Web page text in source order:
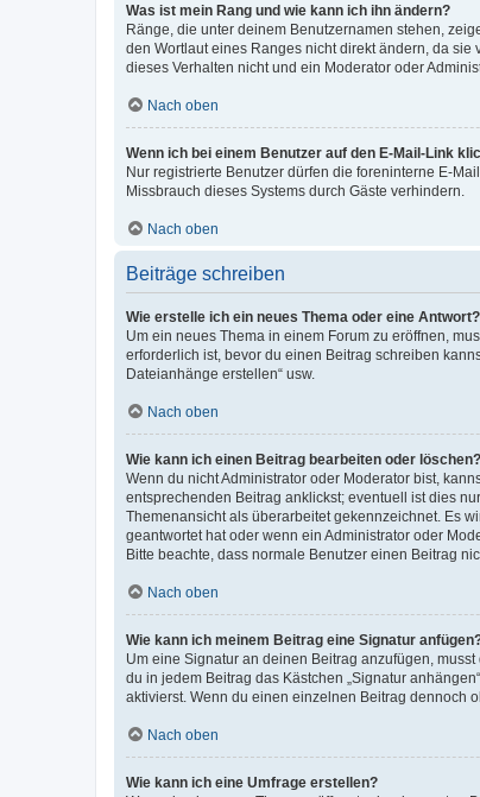
Was ist mein Rang und wie kann ich ihn ändern?
Ränge, die unter deinem Benutzernamen stehen,
den Wortlaut eines Ranges nicht direkt ändern, da
dieses Verhalten nicht und ein Moderator oder
Nach oben
Wenn ich bei einem Benutzer auf den E-Mail-Link
Nur registrierte Benutzer dürfen die foreninterne E-
Missbrauch dieses Systems durch Gäste verhindern.
Nach oben
Beiträge schreiben
Wie erstelle ich ein neues Thema oder eine Antwort?
Um ein neues Thema in einem Forum zu eröffnen,
erforderlich ist, bevor du einen Beitrag schreiben
Dateianhänge erstellen“ usw.
Nach oben
Wie kann ich einen Beitrag bearbeiten oder löschen?
Wenn du nicht Administrator oder Moderator bist,
entsprechenden Beitrag anklickst; eventuell ist dies
Themenansicht als überarbeitet gekennzeichnet. Es
geantwortet hat oder wenn ein Administrator oder
Bitte beachte, dass normale Benutzer einen Beitrag
Nach oben
Wie kann ich meinem Beitrag eine Signatur
Um eine Signatur an deinen Beitrag anzufügen,
du in jedem Beitrag das Kästchen „Signatur
aktivierst. Wenn du einen einzelnen Beitrag dennoch
Nach oben
Wie kann ich eine Umfrage erstellen?